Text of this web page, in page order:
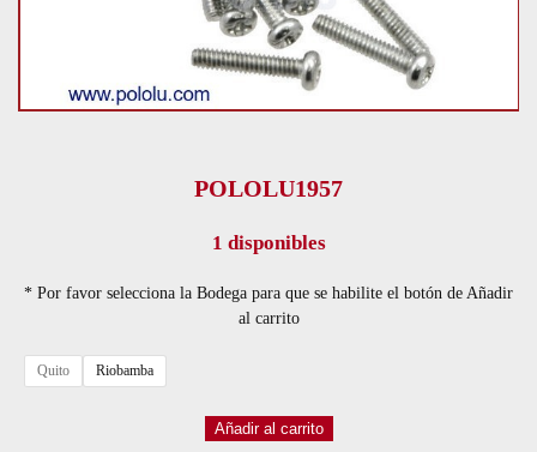
POLOLU1957
1 disponibles
* Por favor selecciona la Bodega para que se habilite el botón de Añadir
al carrito
Quito Riobamba
KIT
Añadir al carrito